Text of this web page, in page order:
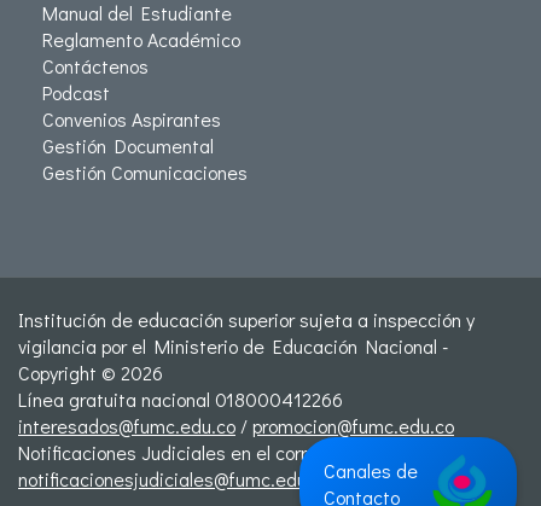
Manual del Estudiante
Reglamento Académico
Contáctenos
Podcast
Convenios Aspirantes
Gestión Documental
Gestión Comunicaciones
Institución de educación superior sujeta a inspección y
vigilancia por el Ministerio de Educación Nacional -
Copyright © 2026
Línea gratuita nacional 018000412266
interesados@fumc.edu.co/promocion@fumc.edu.co
Notificaciones Judiciales en el correo:
notificacionesjudiciales@fumc.edu.coCanales de
Contacto